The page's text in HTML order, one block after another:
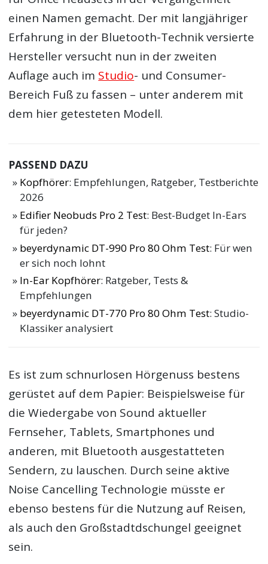
einen Namen gemacht. Der mit langjähriger
Erfahrung in der Bluetooth-Technik versierte
Hersteller versucht nun in der zweiten
Auflage auch im Studio- und Consumer-
Bereich Fuß zu fassen – unter anderem mit
dem hier getesteten Modell.
PASSEND DAZU
Kopfhörer: Empfehlungen, Ratgeber, Testberichte
2026
Edifier Neobuds Pro 2 Test: Best-Budget In-Ears
für jeden?
beyerdynamic DT-990 Pro 80 Ohm Test: Für wen
er sich noch lohnt
In-Ear Kopfhörer: Ratgeber, Tests &
Empfehlungen
beyerdynamic DT-770 Pro 80 Ohm Test: Studio-
Klassiker analysiert
Es ist zum schnurlosen Hörgenuss bestens
gerüstet auf dem Papier: Beispielsweise für
die Wiedergabe von Sound aktueller
Fernseher, Tablets, Smartphones und
anderen, mit Bluetooth ausgestatteten
Sendern, zu lauschen. Durch seine aktive
Noise Cancelling Technologie müsste er
ebenso bestens für die Nutzung auf Reisen,
als auch den Großstadtdschungel geeignet
sein.